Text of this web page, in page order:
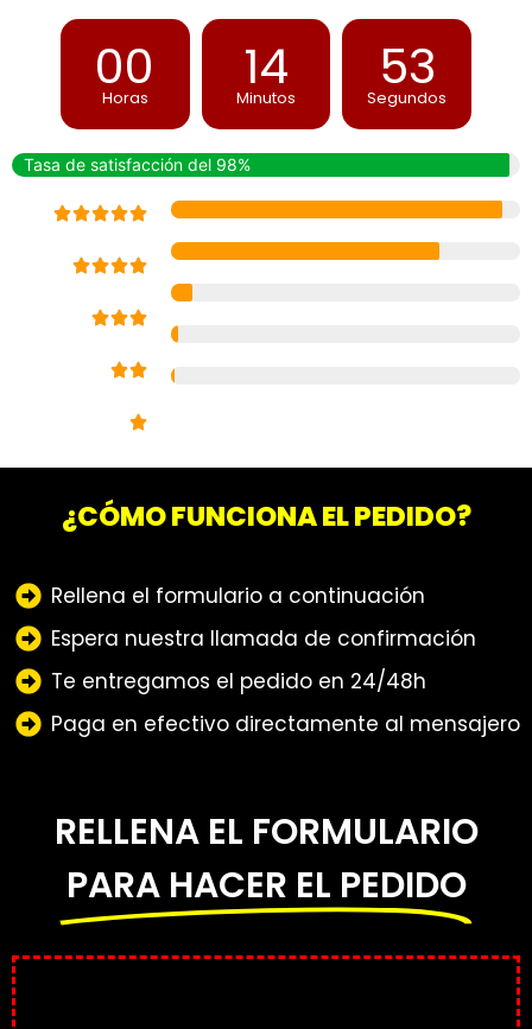
00
Horas 14
Minutos 52
Segundos
Tasa de satisfacción del 98%
¿CÓMO FUNCIONA EL PEDIDO?
Rellena el formulario a continuación
Espera nuestra llamada de confirmación
Te entregamos el pedido en 24/48h
Paga en efectivo directamente al mensajero
RELLENA EL FORMULARIO
PARA HACER EL PEDIDO